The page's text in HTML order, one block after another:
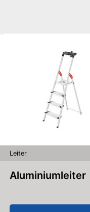
Leiter
Aluminiumleiter